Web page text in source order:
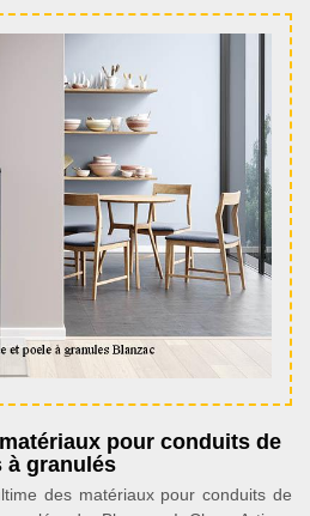
pour conduits de
à granulés
des matériaux pour conduits de